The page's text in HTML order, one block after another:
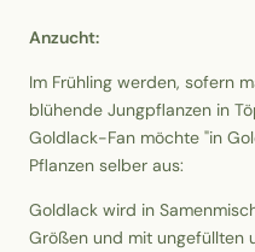
Anzucht:
Im Frühling werden, sofern
blühende Jungpflanzen in
Goldlack-Fan möchte "in
Pflanzen selber aus:
Goldlack wird in
Größen und mit ungefüllten